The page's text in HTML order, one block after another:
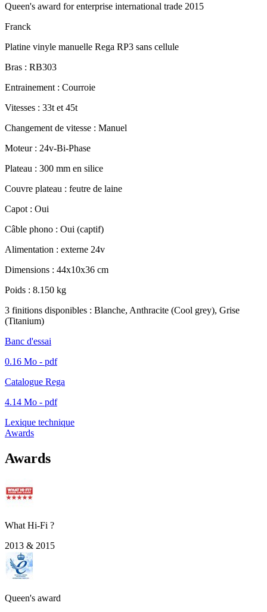
Queen's award for enterprise international trade 2015
Franck
Platine vinyle manuelle Rega RP3 sans cellule
Bras : RB303
Entrainement : Courroie
Vitesses : 33t et 45t
Changement de vitesse : Manuel
Moteur : 24v-Bi-Phase
Plateau : 300 mm en silice
Couvre plateau : feutre de laine
Capot : Oui
Câble phono : Oui (captif)
Alimentation : externe 24v
Dimensions : 44x10x36 cm
Poids : 8.150 kg
3 finitions disponibles : Blanche, Anthracite (Cool grey), Grise
(Titanium)
Banc d'essai
0.16 Mo - pdf
Catalogue Rega
4.14 Mo - pdf
Lexique technique
Awards
Awards
What Hi-Fi ?
2013 & 2015
Queen's award